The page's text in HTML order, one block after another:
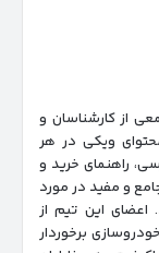
از کارشناسان و
ویکی در هر
راهنمای خرید و
و مفید در مورد
این تیم از
برخوردار